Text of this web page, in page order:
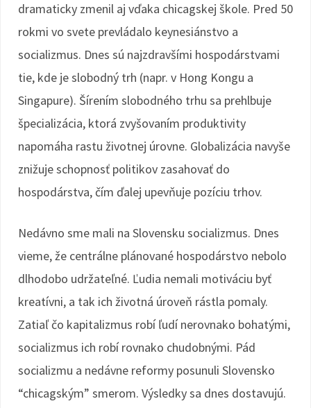
dramaticky zmenil aj vďaka chicagskej škole. Pred 50
rokmi vo svete prevládalo keynesiánstvo a
socializmus. Dnes sú najzdravšími hospodárstvami
tie, kde je slobodný trh (napr. v Hong Kongu a
Singapure). Šírením slobodného trhu sa prehlbuje
špecializácia, ktorá zvyšovaním produktivity
napomáha rastu životnej úrovne. Globalizácia navyše
znižuje schopnosť politikov zasahovať do
hospodárstva, čím ďalej upevňuje pozíciu trhov.
Nedávno sme mali na Slovensku socializmus. Dnes
vieme, že centrálne plánované hospodárstvo nebolo
dlhodobo udržateľné. Ľudia nemali motiváciu byť
kreatívni, a tak ich životná úroveň rástla pomaly.
Zatiaľ čo kapitalizmus robí ľudí nerovnako bohatými,
socializmus ich robí rovnako chudobnými. Pád
socializmu a nedávne reformy posunuli Slovensko
“chicagským” smerom. Výsledky sa dnes dostavujú.